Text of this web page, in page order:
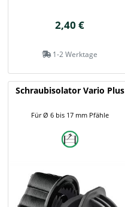
2,40 €
1-2 Werktage
Schraubisolator Vario Plus
Für Ø 6 bis 17 mm Pfähle